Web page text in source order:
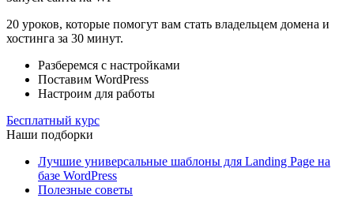
20 уроков, которые помогут вам стать владельцем домена и
хостинга за 30 минут.
Разберемся с настройками
Поставим WordPress
Настроим для работы
Бесплатный курс
Наши подборки
Лучшие универсальные шаблоны для Landing Page на
базе WordPress
Полезные советы